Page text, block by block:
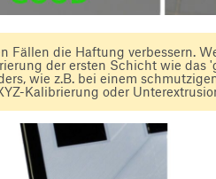
Fällen die Haftung verbessern.
der ersten Schicht wie das
wie z.B. bei einem
Kalibrierung oder